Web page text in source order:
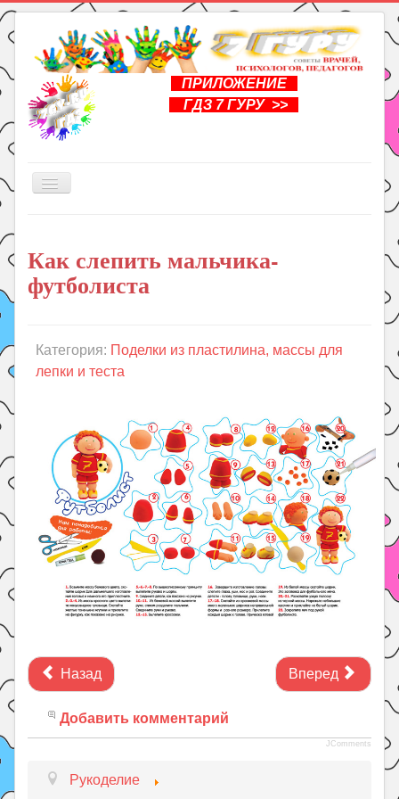
ПРИЛОЖЕНИЕ
ГДЗ 7 ГУРУ >>
Включить/
Книги
Рукоделие
Уроки
ГДЗ
Психология
Летом!
Поиск
Как слепить мальчика-
футболиста
Категория: Поделки из пластилина, массы для
лепки и теста
Назад Вперед
Добавить комментарий
JComments
Рукоделие